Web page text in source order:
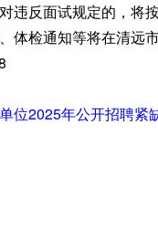
对违反面试规定的，将
检通知等将在清远
位2025年公开招聘